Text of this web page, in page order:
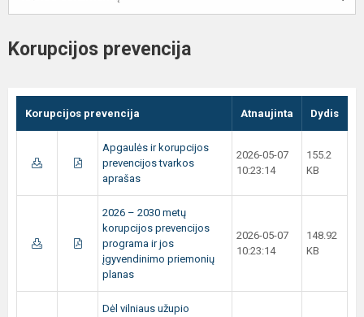
Korupcijos prevencija
Korupcijos prevencija Atnaujinta Dydis
Apgaulės ir korupcijos
prevencijos tvarkos
aprašas
2026-05-07
10:23:14
155.2
KB
2026 – 2030 metų
korupcijos prevencijos
programa ir jos
įgyvendinimo priemonių
planas
2026-05-07
10:23:14
148.92
KB
Dėl vilniaus užupio